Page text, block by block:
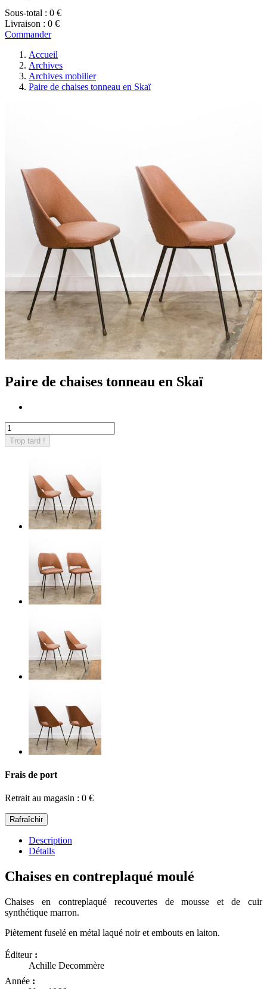
Sous-total : 0 €
Livraison : 0 €
Commander
Accueil
Archives
Archives mobilier
Paire de chaises tonneau en Skaï
Paire de chaises tonneau en Skaï
Trop tard !
Frais de port
Retrait au magasin : 0 €
Description
Détails
Chaises en contreplaqué moulé
Chaises en contreplaqué recouvertes de mousse et de cuir
synthétique marron.
Piètement fuselé en métal laqué noir et embouts en laiton.
Éditeur :
Achille Decommère
Année :